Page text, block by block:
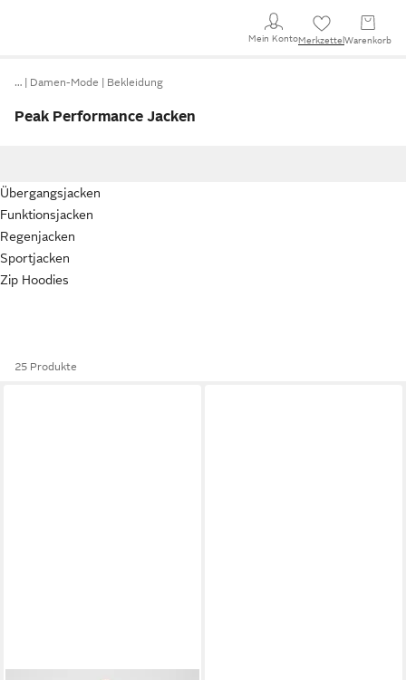
Mein KontoMerkzettel Warenkorb
… Damen-Mode Bekleidung
Peak Performance Jacken
Übergangsjacken
Funktionsjacken
Regenjacken
Sportjacken
Zip Hoodies
25 Produkte